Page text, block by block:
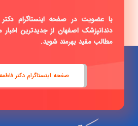
با عضویت در صفحه اینستاگرام
دندانپزشک اصفهان از جدیدترین
مطالب مفید بهرمند شوید.
صفحه اینستاگرام دکتر